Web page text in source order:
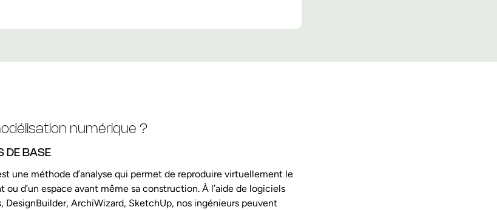
numérique ?
DE BASE
une méthode d’analyse qui permet de reproduire virtuellement le
d’un espace avant même sa construction. À l’aide de logiciels
DesignBuilder, ArchiWizard, SketchUp, nos ingénieurs peuvent